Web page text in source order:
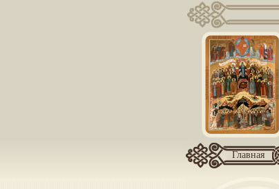
Главная